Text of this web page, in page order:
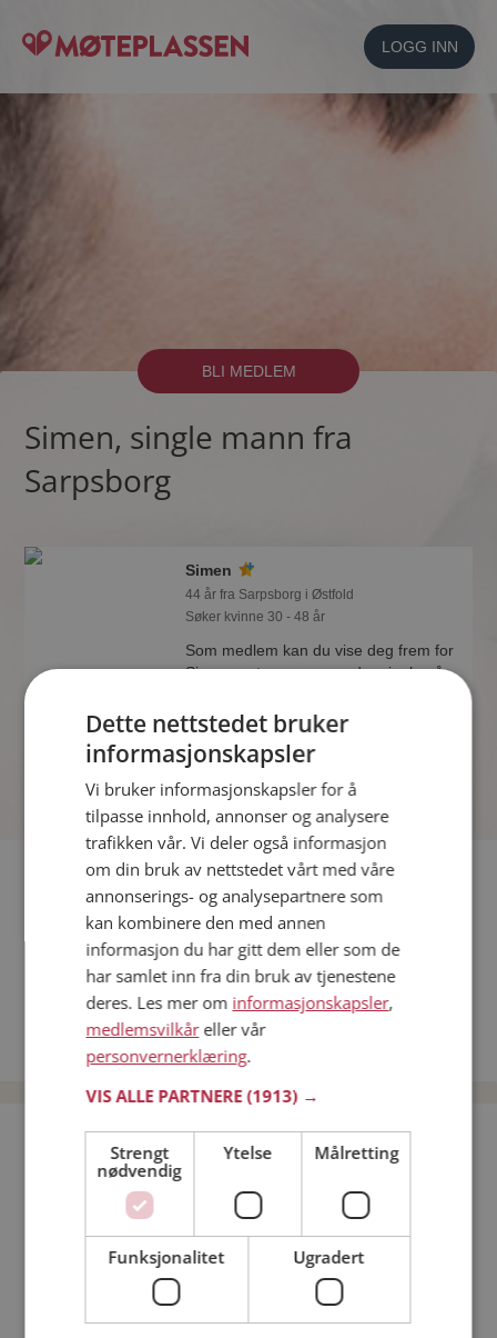
LOGG INN
BLI MEDLEM
Simen, single mann fra
Sarpsborg
Simen
44 år fra Sarpsborg i Østfold
Søker kvinne 30 - 48 år
Som medlem kan du vise deg frem for
Simen og tusener av andre single på
som synes du er interessant.
Fler single
Flere singlemenn fra Sarpsborg:Bjørn,Jim Rino
Bli medlem gratis!
Jeg er en: Mann Kvinne
Min alder:
Dette nettstedet bruker
informasjonskapsler
Vi bruker informasjonskapsler for å
tilpasse innhold, annonser og analysere
trafikken vår. Vi deler også informasjon
om din bruk av nettstedet vårt med våre
annonserings- og analysepartnere som
kan kombinere den med annen
informasjon du har gitt dem eller som de
har samlet inn fra din bruk av tjenestene
deres. Les mer om informasjonskapsler,
medlemsvilkåreller vår
personvernerklæring.
VIS ALLE PARTNERE(1913) →
Strengt
nødvendig
Ytelse Målretting
Funksjonalitet Ugradert